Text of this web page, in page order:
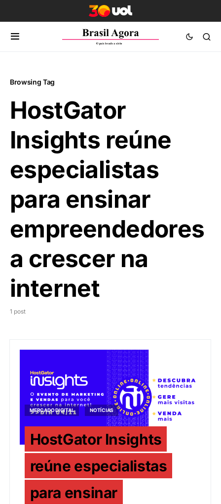
Browsing Tag
HostGator
Insights reúne
especialistas
para ensinar
empreendedores
a crescer na
internet
1 post
MERCADO DIGITAL NOTÍCIAS
HostGator Insights
reúne especialistas
para ensinar